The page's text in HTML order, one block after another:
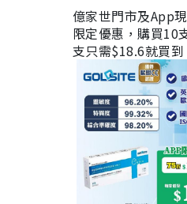
億家世門市及App
限定優惠，購買10
支只需$18.6就買